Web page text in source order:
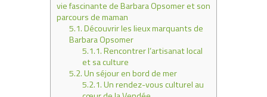
vie fascinante de Barbara Opsomer et son
parcours de maman
5.1.Découvrir les lieux marquants de
Barbara Opsomer
5.1.1.Rencontrer l’artisanat local
et sa culture
5.2.Un séjour en bord de mer
5.2.1.Un rendez-vous culturel au